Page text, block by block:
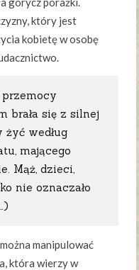
który jest
kobietę w osobę
przemocy
brała się z silnej
żyć według
mającego
Mąż, dzieci,
nie oznaczało
manipulować
która wierzy w